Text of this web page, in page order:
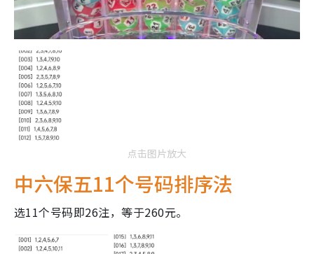
点击图片放大
中六保五11个号码排序法
选11个号码即26注，等于260元。